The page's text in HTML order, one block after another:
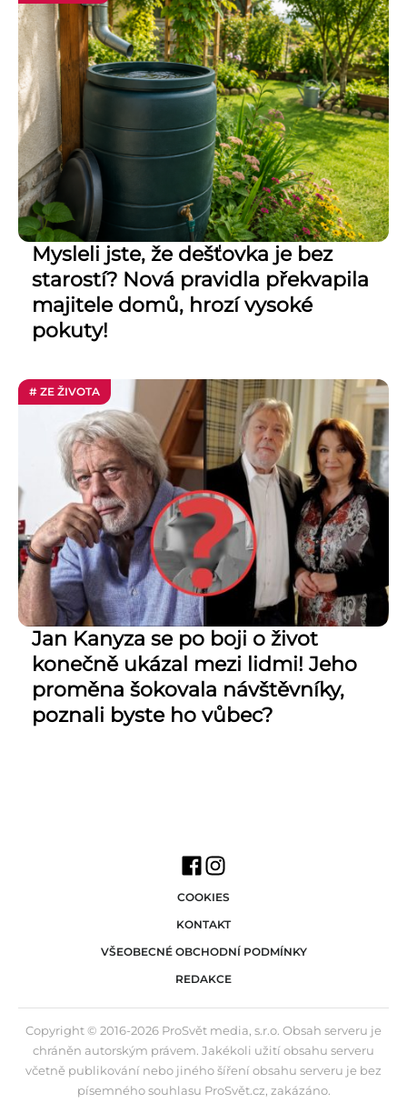
Mysleli jste, že dešťovka je bez
starostí? Nová pravidla překvapila
majitele domů, hrozí vysoké
pokuty!
# ZE ŽIVOTA
Jan Kanyza se po boji o život
konečně ukázal mezi lidmi! Jeho
proměna šokovala návštěvníky,
poznali byste ho vůbec?
COOKIES
KONTAKT
VŠEOBECNÉ OBCHODNÍ PODMÍNKY
REDAKCE
Copyright © 2016-2026 ProSvět media, s.r.o. Obsah serveru je
chráněn autorským právem. Jakékoli užití obsahu serveru
včetně publikování nebo jiného šíření obsahu serveru je bez
písemného souhlasu ProSvět.cz, zakázáno.